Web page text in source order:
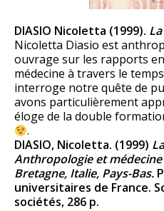
DIASIO Nicoletta (1999).
Nicoletta Diasio est
ouvrage sur les rapports
médecine à travers le
interroge notre quête de
avons particulièrement
éloge de la double
.
DIASIO, Nicoletta. (1999)
Anthropologie et médecine
Bretagne, Italie, Pays-Bas.
universitaires de France.
sociétés, 286 p.